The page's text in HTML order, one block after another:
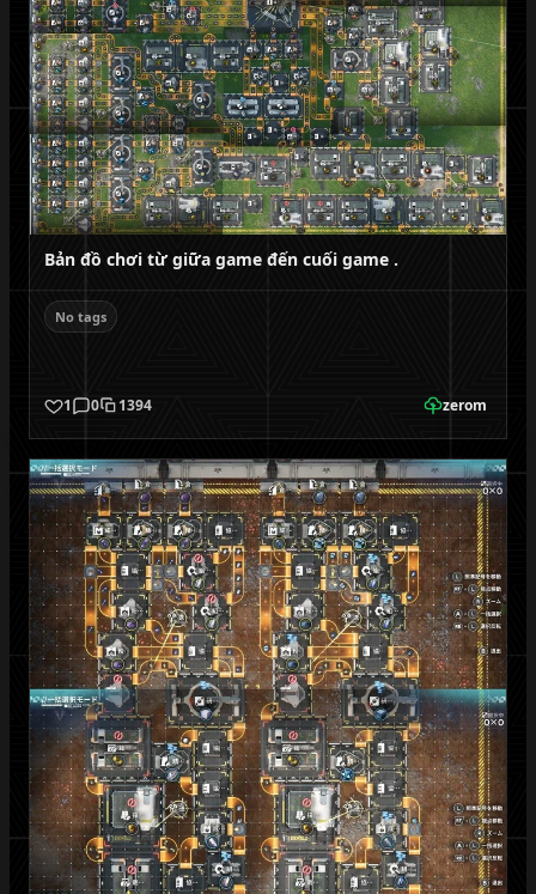
Bản đồ chơi từ giữa game đến cuối game .
No tags
1 0 1394 zerom